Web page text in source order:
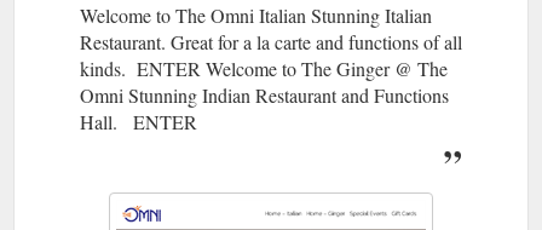
Welcome to The Omni Italian Stunning Italian
Restaurant. Great for a la carte and functions of all
kinds. ENTER Welcome to The Ginger @ The
Omni Stunning Indian Restaurant and Functions
Hall. ENTER